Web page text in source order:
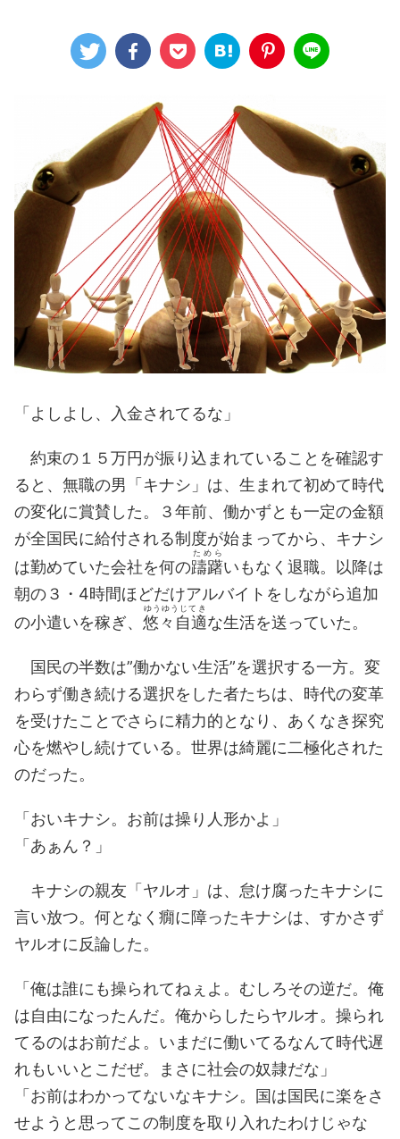
「よしよし、入金されてるな」
約束の１５万円が振り込まれていることを確認す
ると、無職の男「キナシ」は、生まれて初めて時代
の変化に賞賛した。３年前、働かずとも一定の金額
が全国民に給付される制度が始まってから、キナシ
は勤めていた会社を何の躊躇
ためら
いもなく退職。以降は
朝の３・4時間ほどだけアルバイトをしながら追加
の小遣いを稼ぎ、 悠々自適
ゆうゆうじてき
な生活を送っていた。
国民の半数は”働かない生活”を選択する一方。変
わらず働き続ける選択をした者たちは、時代の変革
を受けたことでさらに精力的となり、あくなき探究
心を燃やし続けている。世界は綺麗に二極化された
のだった。
「おいキナシ。お前は操り人形かよ」
「あぁん？」
キナシの親友「ヤルオ」は、怠け腐ったキナシに
言い放つ。何となく癇に障ったキナシは、すかさず
ヤルオに反論した。
「俺は誰にも操られてねぇよ。むしろその逆だ。俺
は自由になったんだ。俺からしたらヤルオ。操られ
てるのはお前だよ。いまだに働いてるなんて時代遅
れもいいとこだぜ。まさに社会の奴隷だな」
「お前はわかってないなキナシ。国は国民に楽をさ
せようと思ってこの制度を取り入れたわけじゃな